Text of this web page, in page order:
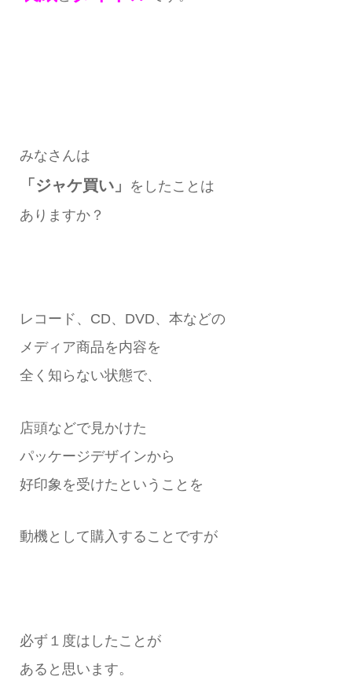
みなさんは
「ジャケ買い」
をしたことは
ありますか？
レコード、CD、DVD、本などの
メディア商品を内容を
全く知らない状態で、
店頭などで見かけた
パッケージデザインから
好印象を受けたということを
動機として購入することですが
必ず１度はしたことが
あると思います。